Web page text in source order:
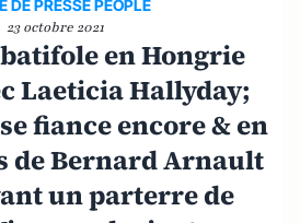
DE PRESSE PEOPLE
23 octobre 2021
en Hongrie
Laeticia Hallyday;
fiance encore & en
de Bernard Arnault
un parterre de